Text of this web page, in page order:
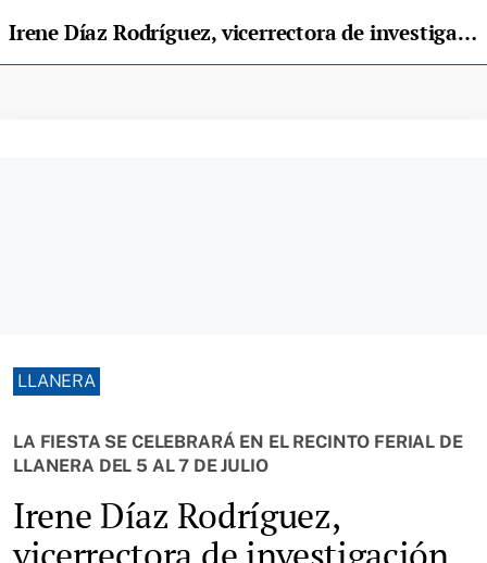
Irene Díaz Rodríguez, vicerrectora de investigación de UNIOVI, será la pregonera de “Exconxuraos”
LLANERA
LA FIESTA SE CELEBRARÁ EN EL RECINTO FERIAL DE
LLANERA DEL 5 AL 7 DE JULIO
Irene Díaz Rodríguez,